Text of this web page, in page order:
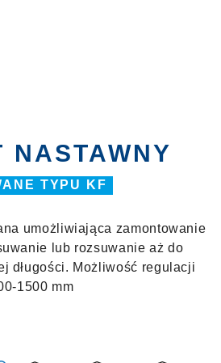
NASTAWNY
TYPU KF
umożliwiająca zamontowanie
lub rozsuwanie aż do
długości. Możliwość regulacji
1500 mm